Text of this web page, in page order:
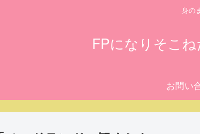
身の
FPになりそこ
お問い